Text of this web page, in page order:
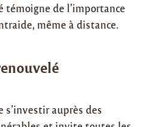
témoigne de l’importance
même à distance.
auprès des